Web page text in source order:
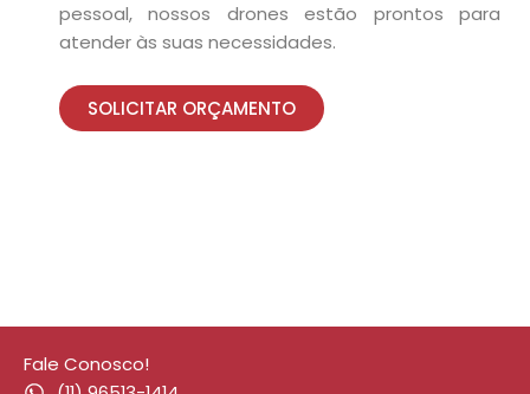
pessoal, nossos drones estão prontos para
atender às suas necessidades.
SOLICITAR ORÇAMENTO
Fale Conosco!